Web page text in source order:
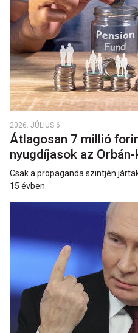
2026. JÚLIUS 6.
Átlagosan 7 millió
nyugdíjasok az
Csak a propaganda szintjén
15 évben.